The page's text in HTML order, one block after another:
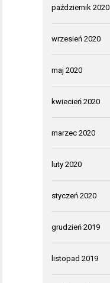
październik 2020
wrzesień 2020
maj 2020
kwiecień 2020
marzec 2020
luty 2020
styczeń 2020
grudzień 2019
listopad 2019